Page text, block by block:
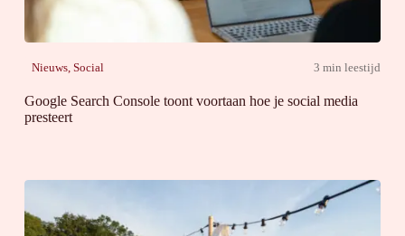
Nieuws, Social 3 min leestijd
Google Search Console toont voortaan hoe je social media
presteert